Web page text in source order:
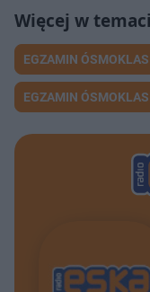
EGZAMIN
EGZAMIN